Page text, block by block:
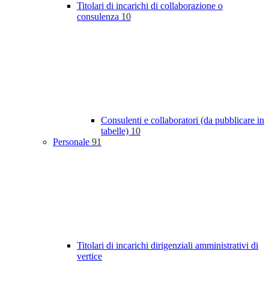
Titolari di incarichi di collaborazione o
consulenza 10
Consulenti e collaboratori (da pubblicare in
tabelle) 10
Personale 91
Titolari di incarichi dirigenziali amministrativi di
vertice